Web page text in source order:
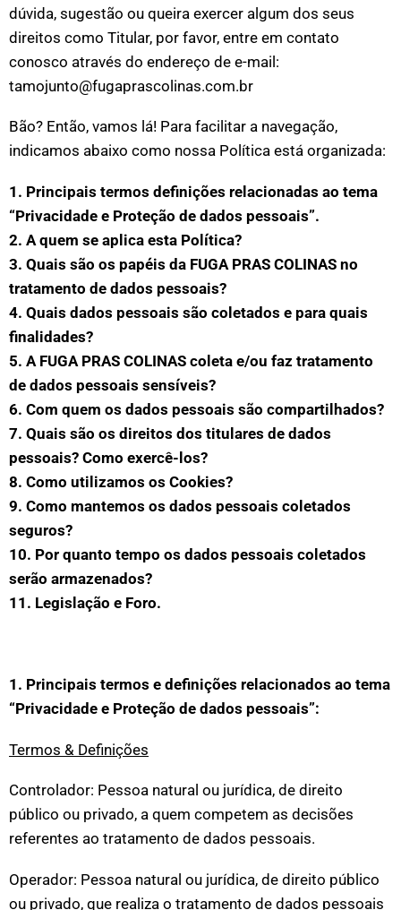
dúvida, sugestão ou queira exercer algum dos seus
direitos como Titular, por favor, entre em contato
conosco através do endereço de e-mail:
tamojunto@fugaprascolinas.com.br
Bão? Então, vamos lá! Para facilitar a navegação,
indicamos abaixo como nossa Política está organizada:
1. Principais termos definições relacionadas ao tema
“Privacidade e Proteção de dados pessoais”.
2. A quem se aplica esta Política?
3. Quais são os papéis da FUGA PRAS COLINAS no
tratamento de dados pessoais?
4. Quais dados pessoais são coletados e para quais
finalidades?
5. A FUGA PRAS COLINAS coleta e/ou faz tratamento
de dados pessoais sensíveis?
6. Com quem os dados pessoais são compartilhados?
7. Quais são os direitos dos titulares de dados
pessoais? Como exercê-los?
8. Como utilizamos os Cookies?
9. Como mantemos os dados pessoais coletados
seguros?
10. Por quanto tempo os dados pessoais coletados
serão armazenados?
11. Legislação e Foro.
1. Principais termos e definições relacionados ao tema
“Privacidade e Proteção de dados pessoais”:
Termos & Definições
Controlador: Pessoa natural ou jurídica, de direito
público ou privado, a quem competem as decisões
referentes ao tratamento de dados pessoais.
Operador: Pessoa natural ou jurídica, de direito público
ou privado, que realiza o tratamento de dados pessoais